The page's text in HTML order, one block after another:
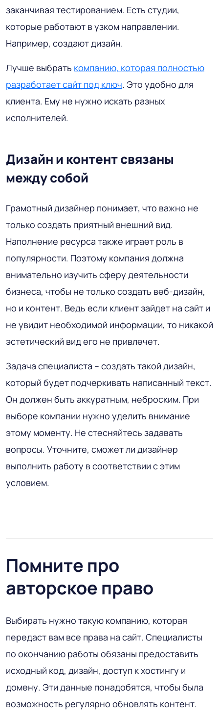
заканчивая тестированием. Есть студии,
которые работают в узком направлении.
Например, создают дизайн.
Лучше выбрать компанию, которая полностью
разработает сайт под ключ. Это удобно для
клиента. Ему не нужно искать разных
исполнителей.
Дизайн и контент связаны
между собой
Грамотный дизайнер понимает, что важно не
только создать приятный внешний вид.
Наполнение ресурса также играет роль в
популярности. Поэтому компания должна
внимательно изучить сферу деятельности
бизнеса, чтобы не только создать веб-дизайн,
но и контент. Ведь если клиент зайдет на сайт и
не увидит необходимой информации, то никакой
эстетический вид его не привлечет.
Задача специалиста – создать такой дизайн,
который будет подчеркивать написанный текст.
Он должен быть аккуратным, неброским. При
выборе компании нужно уделить внимание
этому моменту. Не стесняйтесь задавать
вопросы. Уточните, сможет ли дизайнер
выполнить работу в соответствии с этим
условием.
Помните про
авторское право
Выбирать нужно такую компанию, которая
передаст вам все права на сайт. Специалисты
по окончанию работы обязаны предоставить
исходный код, дизайн, доступ к хостингу и
домену. Эти данные понадобятся, чтобы была
возможность регулярно обновлять контент.